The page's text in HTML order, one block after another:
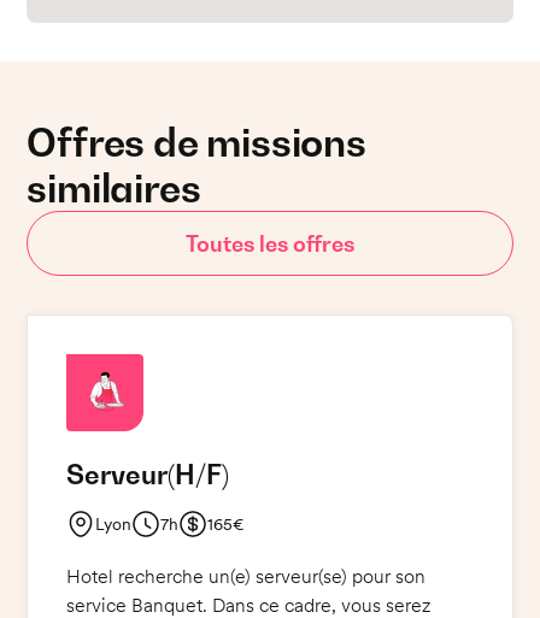
Offres de missions
similaires
Toutes les offres
Serveur(H/F)
Lyon 7h 165€
Hotel recherche un(e) serveur(se) pour son
service Banquet. Dans ce cadre, vous serez